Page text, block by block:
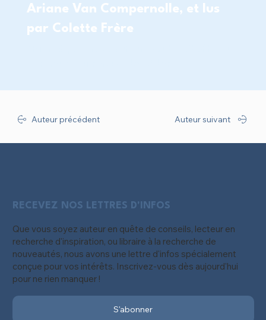
Auteur suivant
Auteur précédent
Ariane Van Compernolle, et lus
par Colette Frère
RECEVEZ NOS LETTRES D'INFOS
Que vous soyez auteur en quête de conseils, lecteur en
recherche d'inspiration, ou libraire à la recherche de
nouveautés, nous avons une lettre d'infos spécialement
conçue pour vos intérêts. Inscrivez-vous dès aujourd'hui
pour ne rien manquer !
S'abonner